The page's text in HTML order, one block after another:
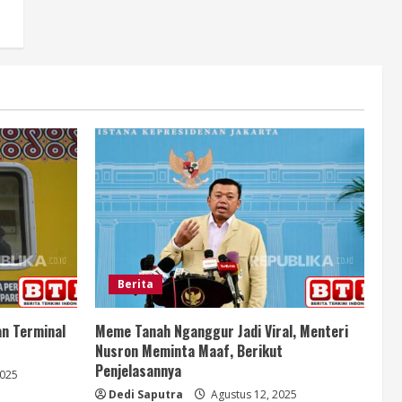
Terminal
Berita
Meme Tanah Nganggur Jadi Viral, Menteri
Nusron Meminta Maaf, Berikut
Penjelasannya
Dedi Saputra Agustus 12, 2025